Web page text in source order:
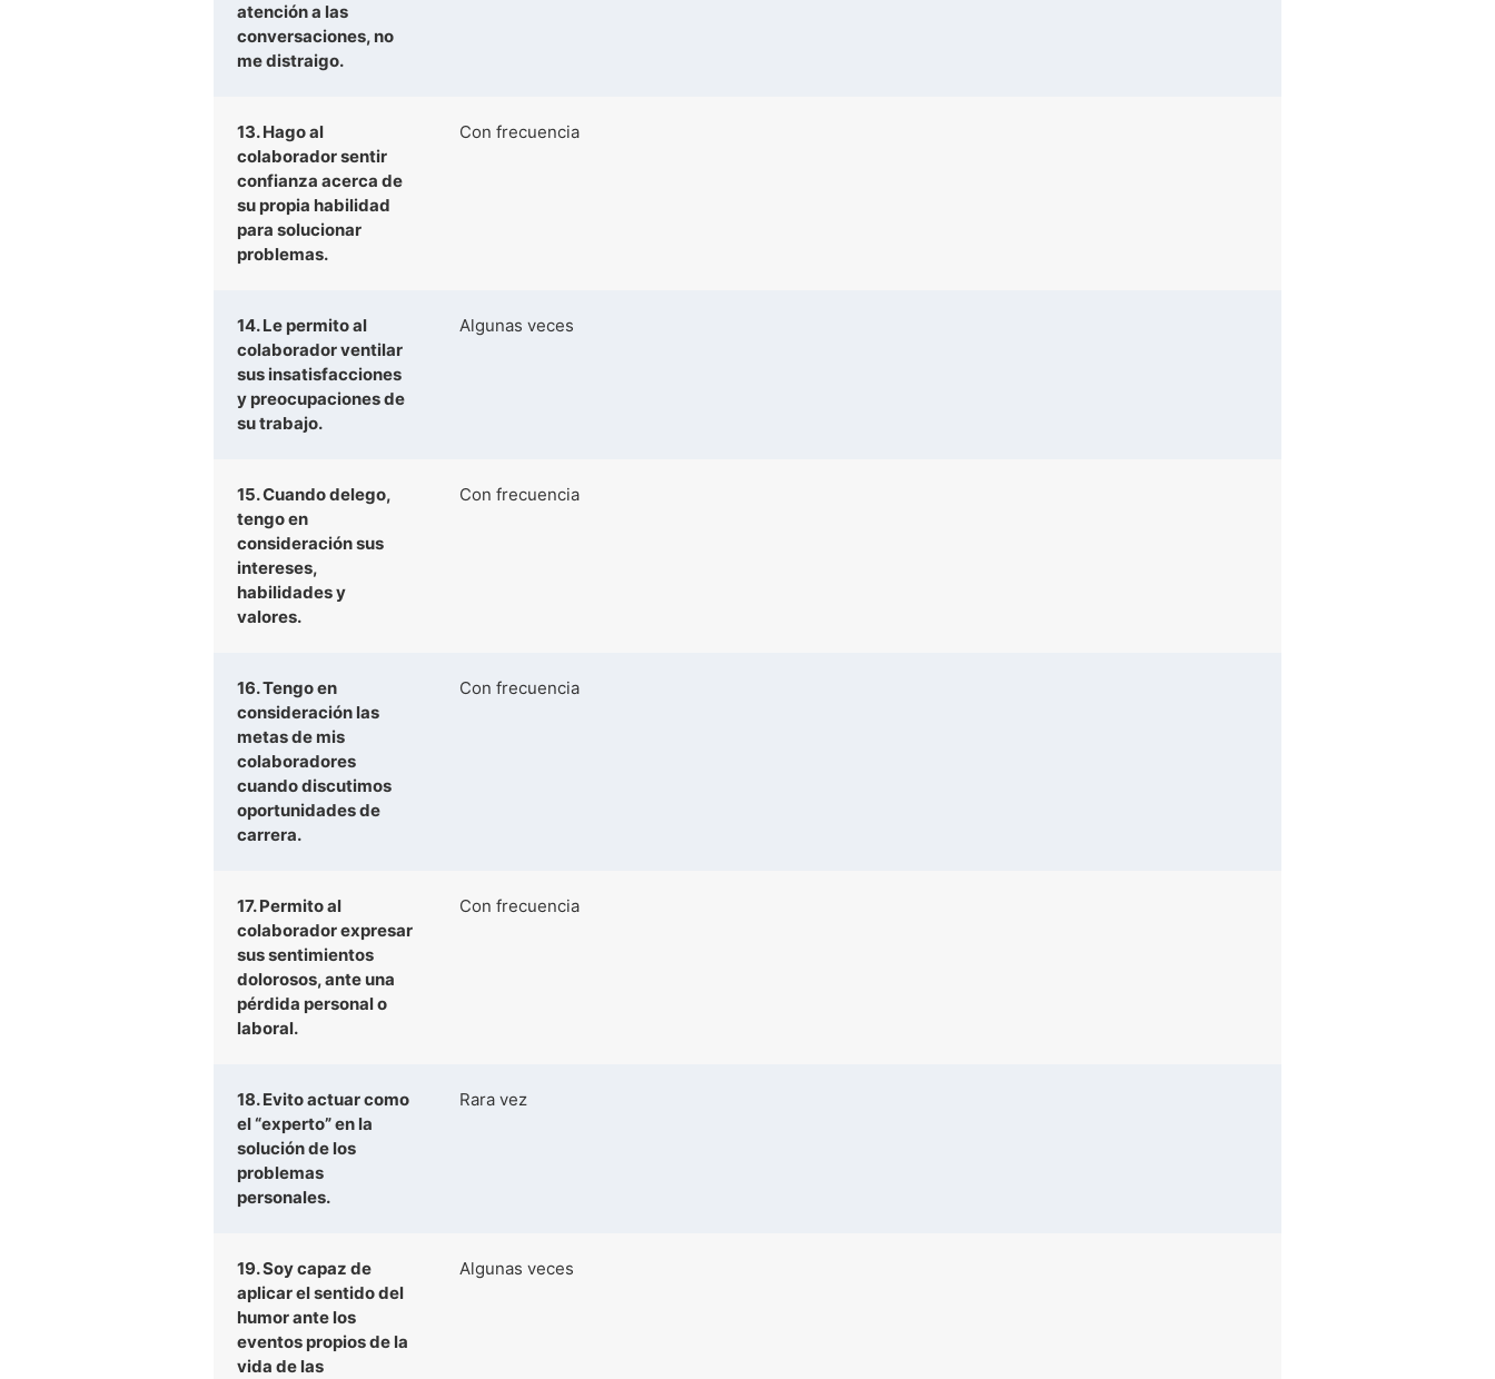
atención a las
conversaciones, no
me distraigo.
13. Hago al
colaborador sentir
confianza acerca de
su propia habilidad
para solucionar
problemas.
Con frecuencia
14. Le permito al
colaborador ventilar
sus insatisfacciones
y preocupaciones de
su trabajo.
Algunas veces
15. Cuando delego,
tengo en
consideración sus
intereses,
habilidades y
valores.
Con frecuencia
16. Tengo en
consideración las
metas de mis
colaboradores
cuando discutimos
oportunidades de
carrera.
Con frecuencia
17. Permito al
colaborador expresar
sus sentimientos
dolorosos, ante una
pérdida personal o
laboral.
Con frecuencia
18. Evito actuar como
el “experto” en la
solución de los
problemas
personales.
Rara vez
19. Soy capaz de
aplicar el sentido del
humor ante los
eventos propios de la
vida de las
Algunas veces